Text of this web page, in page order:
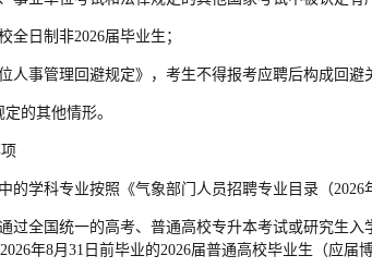
全日制非2026届毕业生；
人事管理回避规定》，考生不得报考应聘后构成回
的其他情形。
的学科专业按照《气象部门人员招聘专业目录（2026
过全国统一的高考、普通高校专升本考试或研究生
年8月31日前毕业的2026届普通高校毕业生（应